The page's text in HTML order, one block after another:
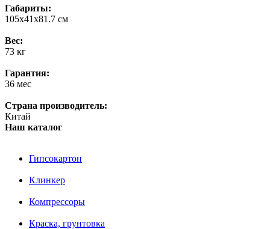
Габариты:
105x41x81.7 см
Вес:
73 кг
Гарантия:
36 мес
Страна производитель:
Китай
Наш каталог
Гипсокартон
Клинкер
Компрессоры
Краска, грунтовка